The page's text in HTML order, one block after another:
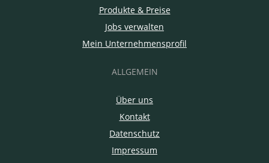
Produkte & Preise
Jobs verwalten
Mein Unternehmensprofil
ALLGEMEIN
Über uns
Kontakt
Datenschutz
Impressum